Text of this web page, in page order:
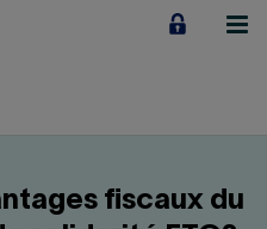
fiscaux du